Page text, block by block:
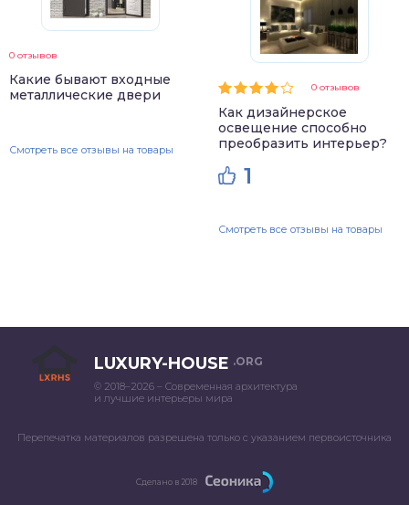
0 отзывов
Какие бывают входные
металлические двери
Смотреть все отзывы на товары
0 отзывов
Как дизайнерское
освещение способно
преобразить интерьер?
1
Смотреть все отзывы на товары
LUXURY-HOUSE .ORG
© 2018–2026 – Современная архитектура
и лучшие интерьеры мира
Перепечатка материалов разрешена только с указанием первоисточника
Сделано в 2018